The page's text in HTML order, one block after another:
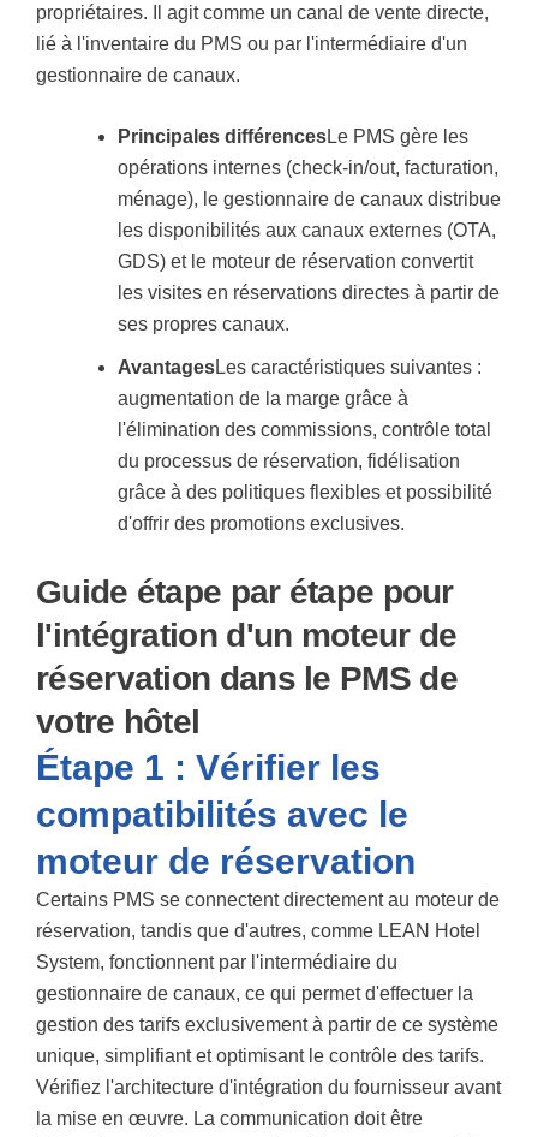
propriétaires. Il agit comme un canal de vente directe,
lié à l'inventaire du PMS ou par l'intermédiaire d'un
gestionnaire de canaux.
Principales différencesLe PMS gère les
opérations internes (check-in/out, facturation,
ménage), le gestionnaire de canaux distribue
les disponibilités aux canaux externes (OTA,
GDS) et le moteur de réservation convertit
les visites en réservations directes à partir de
ses propres canaux.
AvantagesLes caractéristiques suivantes :
augmentation de la marge grâce à
l'élimination des commissions, contrôle total
du processus de réservation, fidélisation
grâce à des politiques flexibles et possibilité
d'offrir des promotions exclusives.
Guide étape par étape pour
l'intégration d'un moteur de
réservation dans le PMS de
votre hôtel
Étape 1 : Vérifier les
compatibilités avec le
moteur de réservation
Certains PMS se connectent directement au moteur de
réservation, tandis que d'autres, comme LEAN Hotel
System, fonctionnent par l'intermédiaire du
gestionnaire de canaux, ce qui permet d'effectuer la
gestion des tarifs exclusivement à partir de ce système
unique, simplifiant et optimisant le contrôle des tarifs.
Vérifiez l'architecture d'intégration du fournisseur avant
la mise en œuvre. La communication doit être